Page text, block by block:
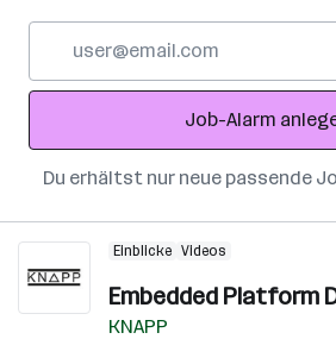
Adresse
Job-Alarm
Du erhältst nur neue passende
Einblicke Videos
Embedded Platform
KNAPP